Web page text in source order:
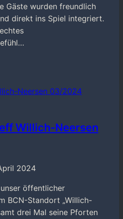
Gäste wurden freundlich
direkt ins Spiel integriert.
Willich-Neersen
2024
öffentlicher
BCN-Standort „Willich-
drei Mal seine Pforten